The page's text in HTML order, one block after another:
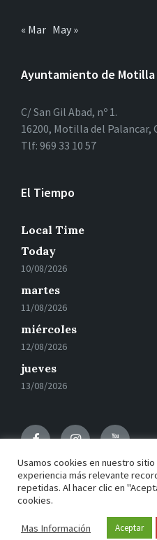
« Mar May »
Ayuntamiento de Motilla
C/ San Gil Abad, nº 1.
16200, Motilla del Palancar,
Tlf: 969 33 10 57
El Tiempo
Local Time
Today
10/08/2026
martes
11/08/2026
miércoles
12/08/2026
jueves
13/08/2026
FacebookInstagram
© 2021 Motilla del Palancar
Usamos cookies en nuestro
experiencia más relevante
repetidas. Al hacer clic en
cookies.
Mas Información Aceptar